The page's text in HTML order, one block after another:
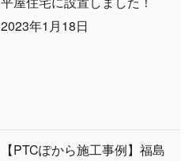
2023年1月18日
【PTCぽから施工事例】福島